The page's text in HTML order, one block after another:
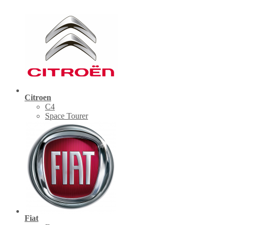
Citroen
C4
Space Tourer
Fiat